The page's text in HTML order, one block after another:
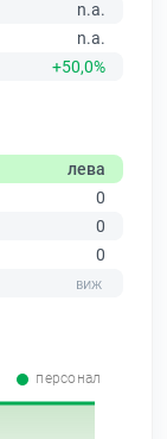
n.a.
n.a.
+50,0%
лева
0
0
0
персонал